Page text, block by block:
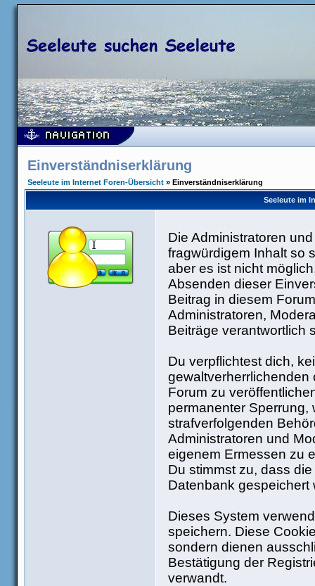
Einverständniserklärung
Seeleute im Internet Foren-Übersicht » Einverständniserklärung
Seeleute im
Die Administratoren
fragwürdigem Inhalt so
aber es ist nicht
Absenden dieser
Beitrag in diesem
Administratoren,
Beiträge verantwortlich
Du verpflichtest dich,
Forum zu
permanenter Sperrung,
strafverfolgenden
Administratoren und
eigenem Ermessen zu
Du stimmst zu, dass
Datenbank gespeichert
Dieses System
speichern. Diese
sondern dienen
Bestätigung der
verwandt.